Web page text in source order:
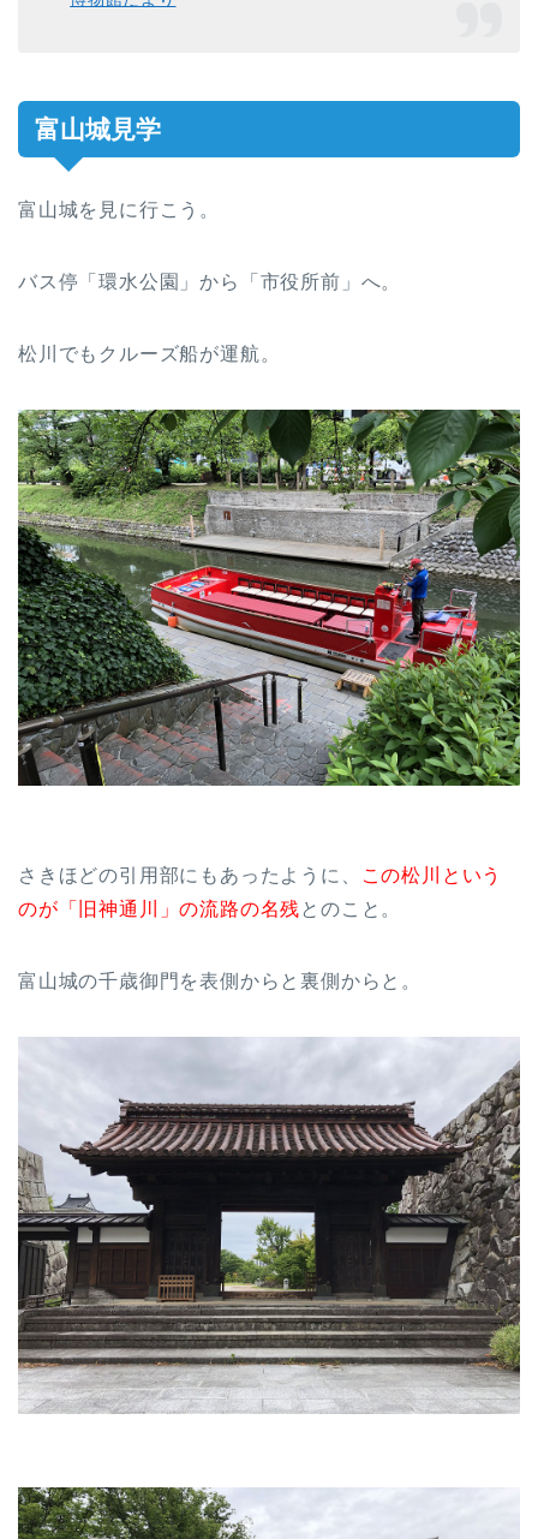
富山城見学
富山城を見に行こう。
バス停「環水公園」から「市役所前」へ。
松川でもクルーズ船が運航。
さきほどの引用部にもあったように、
この松川という
のが「旧神通川」の流路の名残 とのこと。
富山城の千歳御門を表側からと裏側からと。